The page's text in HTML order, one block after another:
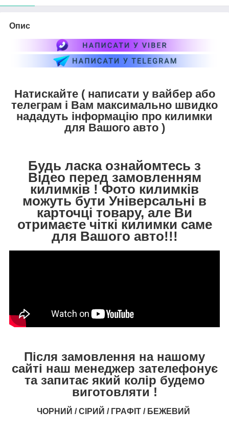
Опис
Натискайте ( написати у вайбер або
телеграм і Вам максимально швидко
нададуть інформацію про килимки
для Вашого авто )
Будь ласка ознайомтесь з
Відео перед замовленням
килимків ! Фото килимків
можуть бути Універсальні в
карточці товару, але Ви
отримаєте чіткі килимки саме
для Вашого авто!!!
Після замовлення на нашому
сайті наш менеджер зателефонує
та запитає який колір будемо
виготовляти !
ЧОРНИЙ / СІРИЙ / ГРАФІТ / БЕЖЕВИЙ